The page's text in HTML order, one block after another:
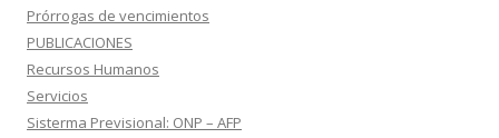
Prórrogas de vencimientos
PUBLICACIONES
Recursos Humanos
Servicios
Sisterma Previsional: ONP – AFP